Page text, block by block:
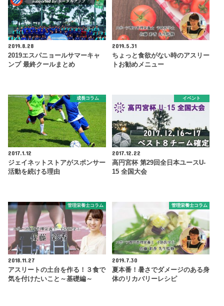
2019.8.28
2019エスパニョールサマーキャ
ンプ 最終クールまとめ
2019.5.31
ちょっと食欲がない時のアスリー
トお勧めメニュー
成長コラム
2017.1.12
ジェイネットストアがスポンサー
活動を続ける理由
イベント
2017.12.22
高円宮杯 第29回全日本ユースU-
15 全国大会
管理栄養士コラム
2018.11.27
アスリートの土台を作る！３食で
気を付けたいこと～基礎編～
管理栄養士コラム
2019.7.30
夏本番！暑さでダメージのある身
体のリカバリーレシピ